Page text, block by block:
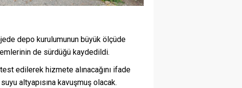
depo kurulumunun büyük ölçüde
de sürdüğü kaydedildi.
edilerek hizmete alınacağını ifade
altyapısına kavuşmuş olacak.